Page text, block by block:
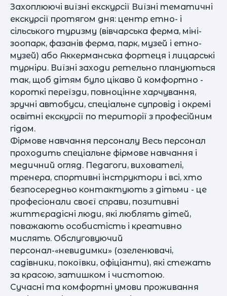
Захоплюючі виїзні екскурсії Виїзні тематичні
екскурсії протягом дня: центр етно- і
сільського туризму (вівчарська ферма, міні-
зоопарк, фазанів ферма, парк, музей і етно-
музей) або Аккерманська фортеця і лицарські
турніри. Виїзні заходи ретельно плануються
так, щоб дітям було цікаво й комфортно -
короткі переїзди, повноцінне харчування,
зручні автобуси, спеціальне супровід і окремі
освітні екскурсії по території з професійним
гідом.
Фірмове навчання персоналу Весь персонал
проходить спеціальне фірмове навчання і
медичний огляд. Педагоги, вихователі,
тренера, спортивні інструктори і всі, хто
безпосередньо контактують з дітьми - це
професіонали своєї справи, позитивні
життєрадісні люди, які люблять дітей,
поважають особистість і креативно
мислять. Обслуговуючий
персонал-«невидимки» (озеленювачі,
садівники, покоївки, офіціанти), які стежать
за красою, затишком і чистотою.
Сучасні та комфортні умови проживання